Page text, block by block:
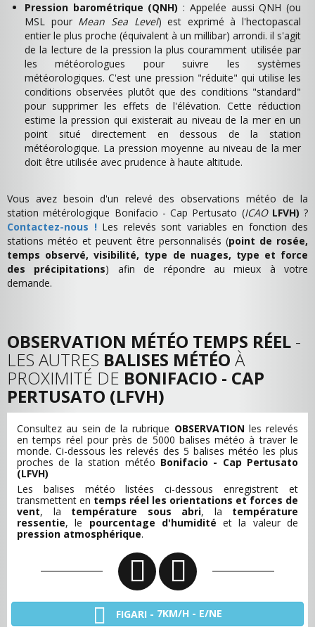
Pression barométrique (QNH) : Appelée aussi QNH (ou
MSL pour Mean Sea Level) est exprimé à l'hectopascal
entier le plus proche (équivalent à un millibar) arrondi. il s'agit
de la lecture de la pression la plus couramment utilisée par
les météorologues pour suivre les systèmes
météorologiques. C'est une pression "réduite" qui utilise les
conditions observées plutôt que des conditions "standard"
pour supprimer les effets de l'élévation. Cette réduction
estime la pression qui existerait au niveau de la mer en un
point situé directement en dessous de la station
météorologique. La pression moyenne au niveau de la mer
doit être utilisée avec prudence à haute altitude.
Vous avez besoin d'un relevé des observations météo de la
station métérologique Bonifacio - Cap Pertusato (ICAO LFVH) ?
Contactez-nous !Les relevés sont variables en fonction des
stations météo et peuvent être personnalisés (point de rosée,
temps observé, visibilité, type de nuages, type et force
des précipitations) afin de répondre au mieux à votre
demande.
OBSERVATION MÉTÉO TEMPS RÉEL -
LES AUTRES BALISES MÉTÉO À
PROXIMITÉ DE BONIFACIO - CAP
PERTUSATO (LFVH)
Consultez au sein de la rubrique OBSERVATION les relevés
en temps réel pour près de 5000 balises météo à traver le
monde. Ci-dessous les relevés des 5 balises météo les plus
proches de la station météo Bonifacio - Cap Pertusato
(LFVH)
Les balises météo listées ci-dessous enregistrent et
transmettent en temps réel les orientations et forces de
vent, la température sous abri, la température
ressentie, le pourcentage d'humidité et la valeur de
pression atmosphérique.
FIGARI - 7KM/H - E/NE